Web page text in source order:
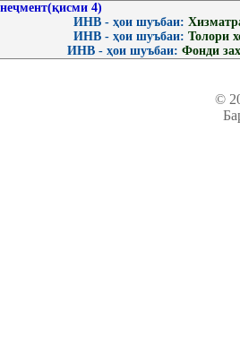
4)
ИНВ - ҳои шуъбаи:
ИНВ - ҳои шуъбаи: Толори
ИНВ - ҳои шуъбаи: Фонди
©